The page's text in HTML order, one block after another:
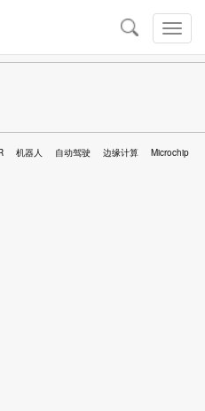
切
换
导
导
航
机器人 自动驾驶 边缘计算 Microchip